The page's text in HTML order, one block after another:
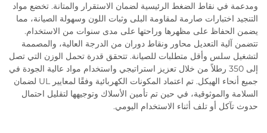
ومدعمة في نقاط الضغط الرئيسية لضمان الاستقرار والمتانة. تخضع مواد
التنجيد اختبارات صارمة لمقاومة البلى وثبات اللون وسهولة الصيانة، مما
يضمن الحفاظ على مظهرها وراحتها على مدى سنوات من الاستخدام.
تتضمن آلية التعديل محاور ونقاط دوران من الدرجة العالية، والمصممة
لتشغيل سلس وأقل متطلبات للصيانة. تتحقق قدرة تحمل الوزن التي تصل
إلى 350 رطلاً من خلال تعزيز استراتيجي واستخدام مواد عالية الجودة في
جميع أنحاء الهيكل. تم اعتماد المكونات الكهربائية وفقًا لمعايير UL لضمان
السلامة والموثوقية، في حين تم تأمين الأسلاك وتوجيهها لتقليل احتمال
حدوث تآكل أو تلف أثناء الاستخدام اليومي.